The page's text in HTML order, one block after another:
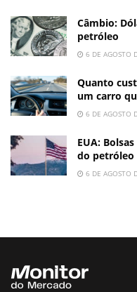
Câmbio:
petróleo
6 DE AGOSTO
Quanto
um carro
6 DE AGOSTO
EUA:
do petróleo
6 DE AGOSTO